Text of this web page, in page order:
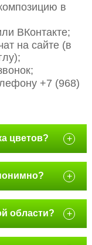
в
ВКонтакте;
на сайте (в
+7 (968)
цветов? +
+
области? +